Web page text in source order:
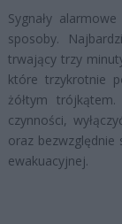
Sygnały
sposoby.
trwający trzy
które trzykrotnie
żółtym
czynności,
oraz
ewakuacyjnej.